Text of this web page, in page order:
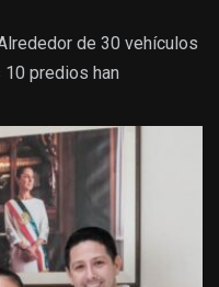
de 30 vehículos
predios han